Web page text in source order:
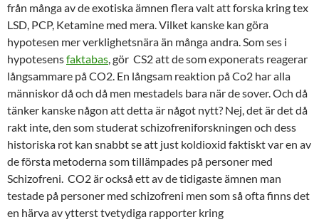
från många av de exotiska ämnen flera valt att forska kring tex
LSD, PCP, Ketamine med mera. Vilket kanske kan göra
hypotesen mer verklighetsnära än många andra. Som ses i
hypotesensfaktabas, gör CS2 att de som exponerats reagerar
långsammare på CO2. En långsam reaktion på Co2 har alla
människor då och då men mestadels bara när de sover. Och då
tänker kanske någon att detta är något nytt? Nej, det är det då
rakt inte, den som studerat schizofreniforskningen och dess
historiska rot kan snabbt se att just koldioxid faktiskt var en av
de första metoderna som tillämpades på personer med
Schizofreni. CO2 är också ett av de tidigaste ämnen man
testade på personer med schizofreni men som så ofta finns det
en härva av ytterst tvetydiga rapporter kring